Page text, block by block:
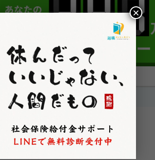
する評判・口コミ
×